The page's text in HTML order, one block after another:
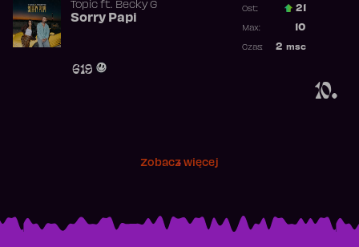
10.
Topicft. Becky G
Sorry Papi
619
Ost.: 21
10
Max:
2 msc
Czas:
Zobacz więcej